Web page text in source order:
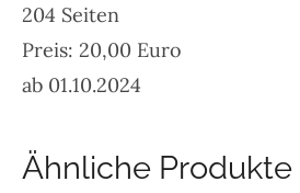
204 Seiten
Preis: 20,00 Euro
ab 01.10.2024
Ähnliche Produkte